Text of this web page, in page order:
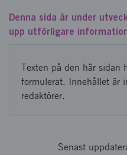
Denna sida är under
upp utförligare
Texten på den här sidan
formulerat. Innehållet är
redaktörer.
Senast